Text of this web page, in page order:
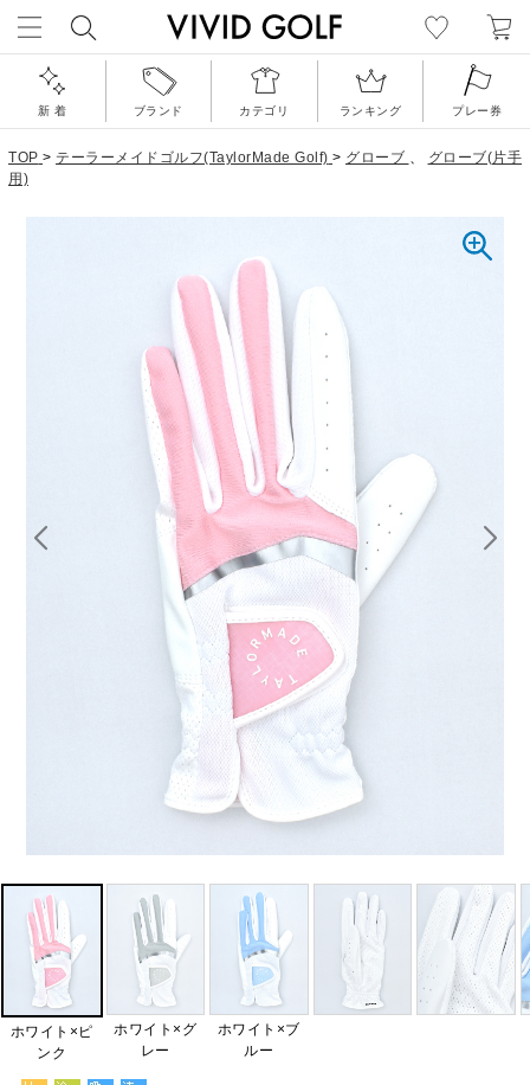
新 着 ブランド カテゴリ ランキング プレー券
TOP > テーラーメイドゴルフ(TaylorMade Golf) > グローブ 、
グローブ(片手
用)
ホワイト×ピ
ンク
ホワイト×グ
レー
ホワイト×ブ
ルー